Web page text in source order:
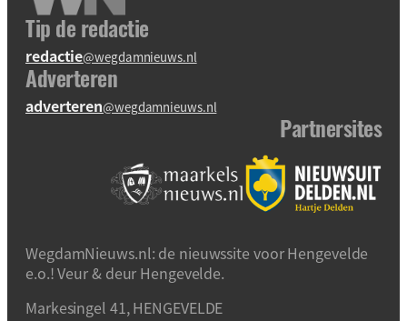
Tip de redactie
redactie@wegdamnieuws.nl
Adverteren
adverteren@wegdamnieuws.nl
Partnersites
WegdamNieuws.nl: de nieuwssite voor Hengevelde
e.o.! Veur & deur Hengevelde.
Markesingel 41, HENGEVELDE